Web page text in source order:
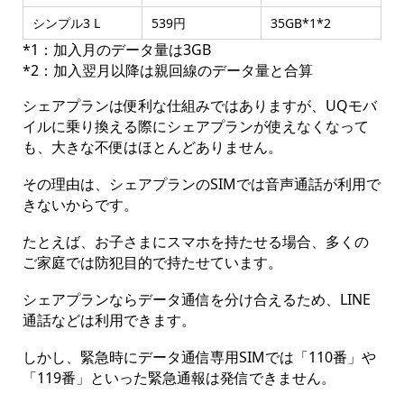
シンプル3 L
539円 35GB*1*2
*1：加入月のデータ量は3GB
*2：加入翌月以降は親回線のデータ量と合算
シェアプランは便利な仕組みではありますが、UQモバ
イルに乗り換える際にシェアプランが使えなくなって
も、大きな不便はほとんどありません。
その理由は、シェアプランのSIMでは音声通話が利用で
きないからです。
たとえば、お子さまにスマホを持たせる場合、多くの
ご家庭では防犯目的で持たせています。
シェアプランならデータ通信を分け合えるため、LINE
通話などは利用できます。
しかし、緊急時にデータ通信専用SIMでは「110番」や
「119番」といった緊急通報は発信できません。